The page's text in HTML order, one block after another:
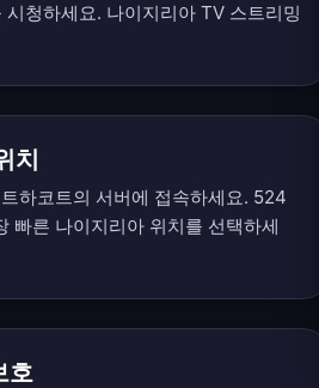
청하세요. 나이지리아 TV 스트리밍
치
하코트의 서버에 접속하세요. 524
빠른 나이지리아 위치를 선택하세
호